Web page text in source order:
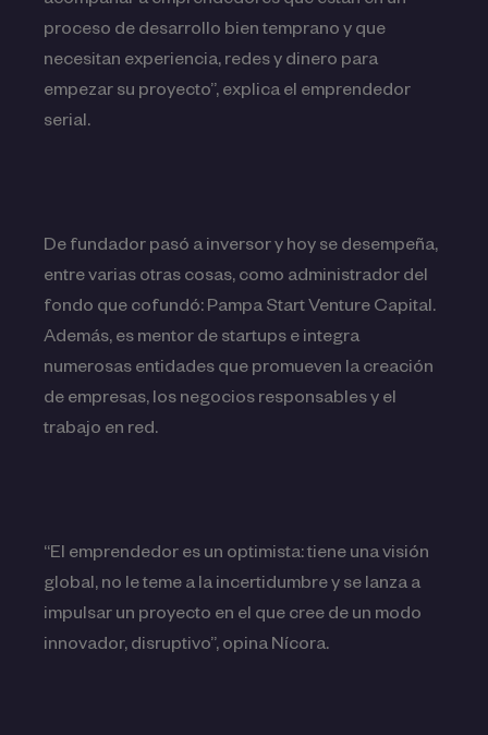
proceso de desarrollo bien temprano y que
necesitan experiencia, redes y dinero para
empezar su proyecto”, explica el emprendedor
serial.
De fundador pasó a inversor y hoy se desempeña,
entre varias otras cosas, como administrador del
fondo que cofundó: Pampa Start Venture Capital.
Además, es mentor de startups e integra
numerosas entidades que promueven la creación
de empresas, los negocios responsables y el
trabajo en red.
“El emprendedor es un optimista: tiene una visión
global, no le teme a la incertidumbre y se lanza a
impulsar un proyecto en el que cree de un modo
innovador, disruptivo”, opina Nícora.